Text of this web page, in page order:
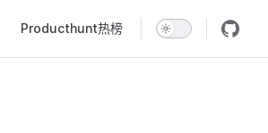
Producthunt热榜